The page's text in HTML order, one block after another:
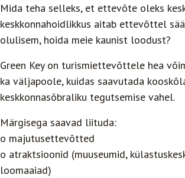
Mida teha selleks, et ettevõte oleks
keskkonnahoidlikkus aitab ettevõttel
olulisem, hoida meie kaunist loodust?
Green Key on turismiettevõttele hea
ka väljapoole, kuidas saavutada
keskkonnasõbraliku tegutsemise vahel.
Märgisega saavad liituda:
o majutusettevõtted
o atraktsioonid (muuseumid,
loomaaiad)